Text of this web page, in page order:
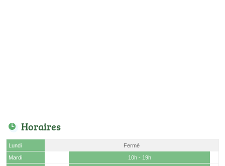
Horaires
Lundi
Fermé
Mardi
10h - 19h